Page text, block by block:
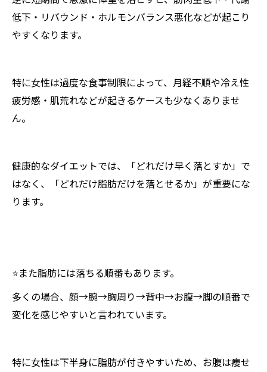
低下・リバウンド・ホルモンバランス悪化などが起こり
やすくなります。
特に女性は過度な食事制限によって、月経不順や冷え性
疲労感・肌荒れなどが起きるケースも少なくありませ
ん。
健康的なダイエットでは、「どれだけ早く落とすか」で
はなく、「どれだけ脂肪だけを落とせるか」が重要にな
ります。
⭐️また脂肪には落ちる順番もあります。
多くの場合、顔→腕→胸周り→背中→お腹→脚の順番で
変化を感じやすいと言われています。
特に女性は下半身に脂肪が付きやすいため、お腹は痩せ